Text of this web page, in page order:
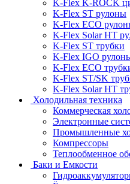
K-Flex K-ROCK
K-Flex ST рулоны
K-Flex ECO
K-Flex Solar HT
K-Flex ST трубки
K-Flex IGO
K-Flex ECO
K-Flex ST/SK
K-Flex Solar HT
Холодильная техника
Коммерческая
Электронные
Промышленные
Компрессоры
Теплообменное
Баки и Емкости